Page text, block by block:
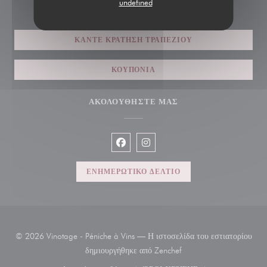
undefined
ΚΆΝΤΕ ΚΡΆΤΗΣΗ ΤΡΑΠΕΖΙΟΎ
ΚΟΥΠΌΝΙΑ
ΑΚΟΛΟΥΘΉΣΤΕ ΜΑΣ
Facebook ((ανοίγει σε νέο
Instagram ((ανοίγει σε νέο
ΕΝΗΜΕΡΩΤΙΚΌ ΔΕΛΤΊΟ
© 2026 Vinotage - Péniche à Vins — Η ιστοσελίδα του εστιατορίου
δημιουργήθηκε από Zenchef((ανοίγει σε νέο